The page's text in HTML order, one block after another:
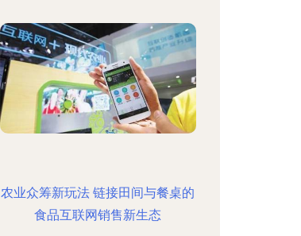
农业众筹新玩法 链接田间与餐桌的
食品互联网销售新生态